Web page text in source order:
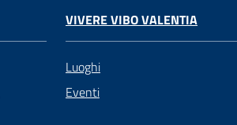
VIVERE VIBO VALENTIA
Luoghi
Eventi